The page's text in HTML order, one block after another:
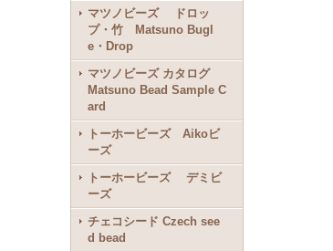
マツノビーズ ドロッ
プ・竹 Matsuno Bugl
e・Drop
マツノビーズ カタログ
Matsuno Bead Sample C
ard
トーホービーズ Aikoビ
ーズ
トーホービーズ デミビ
ーズ
チェコシード Czech see
d bead